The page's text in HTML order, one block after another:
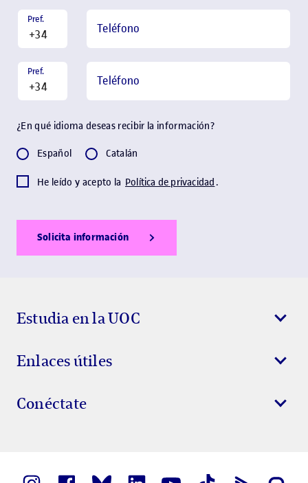
Pref.
Teléfono
Pref.
Teléfono
¿En qué idioma deseas recibir la información?
Español Catalán
He leído y acepto la Política de privacidad .
Solicita información
Estudia en la UOC
Enlaces útiles
Conéctate